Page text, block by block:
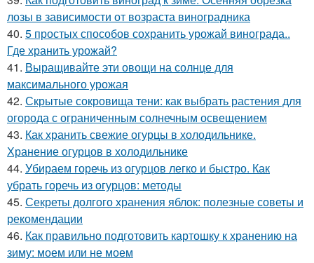
лозы в зависимости от возраста виноградника
40. 5 простых способов сохранить урожай винограда..
Где хранить урожай?
41. Выращивайте эти овощи на солнце для
максимального урожая
42. Скрытые сокровища тени: как выбрать растения для
огорода с ограниченным солнечным освещением
43. Как хранить свежие огурцы в холодильнике.
Хранение огурцов в холодильнике
44. Убираем горечь из огурцов легко и быстро. Как
убрать горечь из огурцов: методы
45. Секреты долгого хранения яблок: полезные советы и
рекомендации
46. Как правильно подготовить картошку к хранению на
зиму: моем или не моем